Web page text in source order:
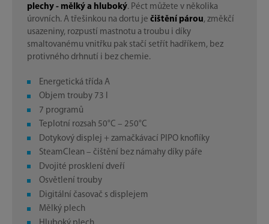
plechy - mělký a hluboký. Péct můžete v několika
úrovních. A třešinkou na dortu je čištění párou, změkčí
usazeniny, rozpustí mastnotu a troubu i díky
smaltovanému vnitřku pak stačí setřít hadříkem, bez
protivného drhnutí i bez chemie.
Energetická třída A
Objem trouby 73 l
7 programů
Teplotní rozsah 50°C – 250°C
Dotykový displej + zamačkávací PIPO knoflíky
SteamClean – čištění bez námahy díky páře
Dvojité prosklení dveří
Osvětlení trouby
Digitální časovač s displejem
Mělký plech